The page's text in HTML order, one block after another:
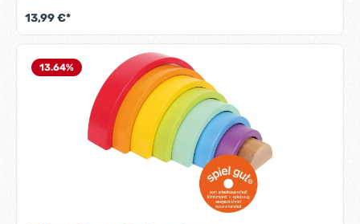
13,99 €*
13.64%